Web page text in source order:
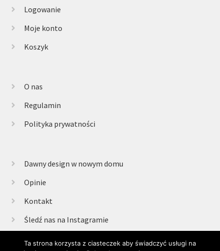
Logowanie
Moje konto
Koszyk
O nas
Regulamin
Polityka prywatności
Dawny design w nowym domu
Opinie
Kontakt
Śledź nas na Instagramie
Ta strona korzysta z ciasteczek aby świadczyć usługi na